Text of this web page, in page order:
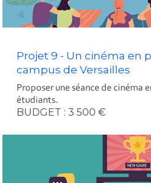
Projet 9 - Un cinéma en
campus de Versailles
Proposer une séance de cinéma
étudiants.
BUDGET : 3 500 €